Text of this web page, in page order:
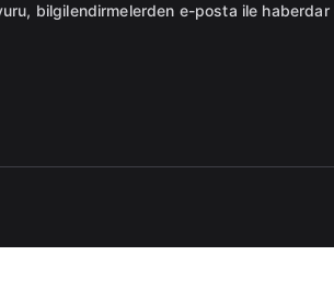
bilgilendirmelerden e-posta ile haberdar